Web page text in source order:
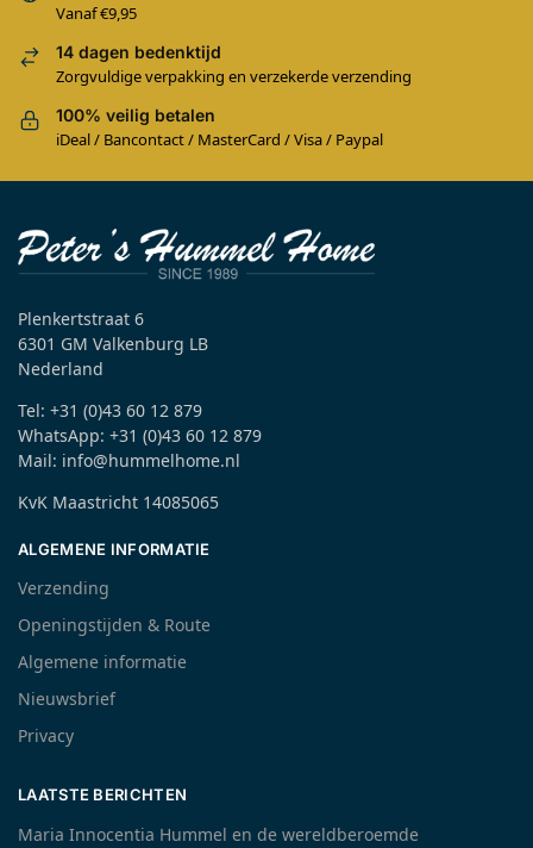
Vanaf €9,95
14 dagen bedenktijd
Zorgvuldige verpakking en verzekerde verzending
100% veilig betalen
iDeal / Bancontact / MasterCard / Visa / Paypal
Plenkertstraat 6
6301 GM Valkenburg LB
Nederland
Tel: +31 (0)43 60 12 879
WhatsApp: +31 (0)43 60 12 879
Mail: info@hummelhome.nl
KvK Maastricht 14085065
ALGEMENE INFORMATIE
Verzending
Openingstijden & Route
Algemene informatie
Nieuwsbrief
Privacy
LAATSTE BERICHTEN
Maria Innocentia Hummel en de wereldberoemde